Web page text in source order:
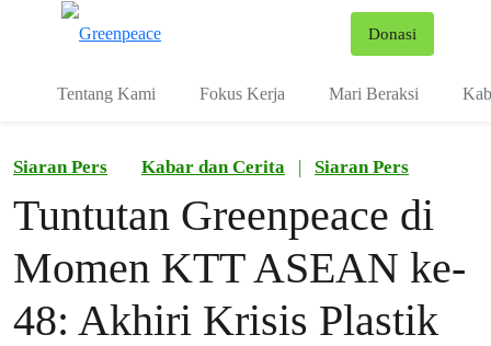
Donasi
Tentang Kami Fokus Kerja Mari Beraksi
Siaran Pers Kabar dan Cerita | Siaran Pers
Tuntutan Greenpeace di
Momen KTT ASEAN ke-
48: Akhiri Krisis Plastik